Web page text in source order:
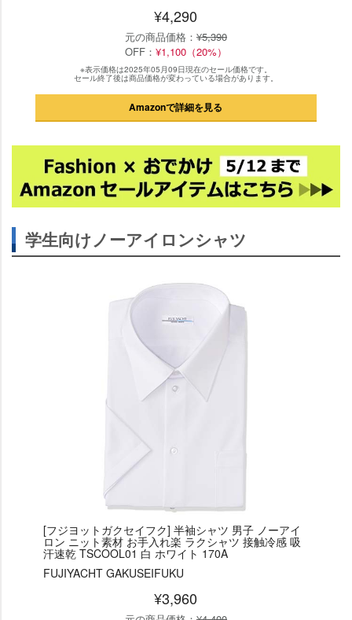
¥4,290
元の商品価格： ¥5,390
OFF： ¥1,100（20%）
※表示価格は2025年05月09日現在のセール価格です。
セール終了後は商品価格が変わっている場合があります。
Amazonで詳細を見る
学生向けノーアイロンシャツ
[フジヨットガクセイフク] 半袖シャツ 男子 ノーアイ
ロン ニット素材 お手入れ楽 ラクシャツ 接触冷感 吸
汗速乾 TSCOOL01 白 ホワイト 170A
FUJIYACHT GAKUSEIFUKU
¥3,960